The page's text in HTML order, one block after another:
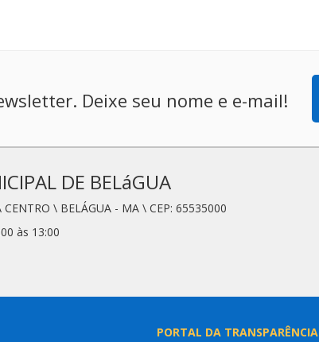
Deixe seu nome e e-mail!
DE BELáGUA
\ BELÁGUA - MA \ CEP: 65535000
às 13:00
PORTAL DA TRANSPARÊNCIA